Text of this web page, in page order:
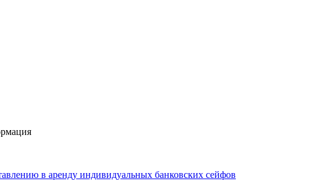
в аренду индивидуальных банковских сейфов